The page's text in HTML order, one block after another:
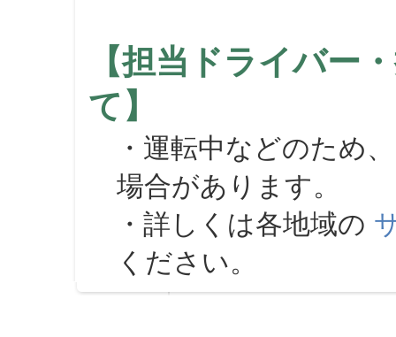
【担当ドライバー
て】
・運転中などのため
場合があります。
・詳しくは各地域の
ください。